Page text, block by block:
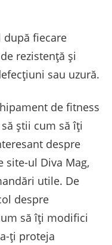
după fiecare
rezistență și
sau uzură.
de fitness
știi cum să îți
despre
site-ul Diva Mag,
utile. De
despre
să îți modifici
ți proteja